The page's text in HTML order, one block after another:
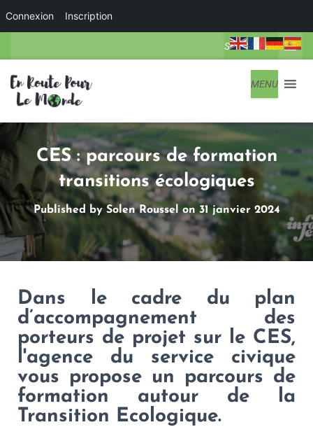
Connexion Inscription
SOUS-MENU
MENU
CES : parcours de formation
transitions écologiques
Published by Solen Roussel on 31 janvier 2024
Dans le cadre du plan
d’accompagnement des
porteurs de projet sur le CES,
l'agence du service civique
vous propose un parcours de
formation autour de la
Transition Ecologique.